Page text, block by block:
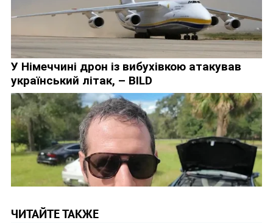
ЧИТАЙТЕ ТАКЖЕ